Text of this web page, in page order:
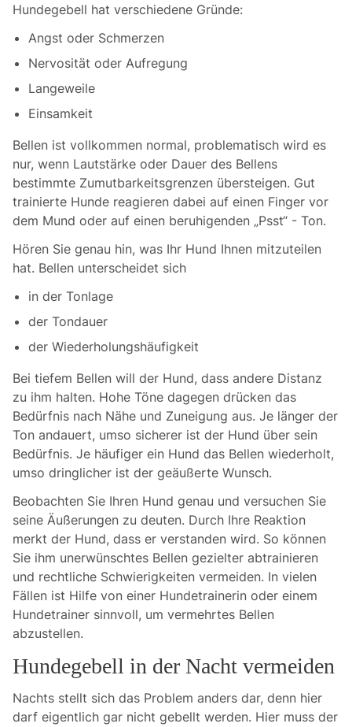
Hundegebell hat verschiedene Gründe:
Angst oder Schmerzen
Nervosität oder Aufregung
Langeweile
Einsamkeit
Bellen ist vollkommen normal, problematisch wird es
nur, wenn Lautstärke oder Dauer des Bellens
bestimmte Zumutbarkeitsgrenzen übersteigen. Gut
trainierte Hunde reagieren dabei auf einen Finger vor
dem Mund oder auf einen beruhigenden „Psst“ - Ton.
Hören Sie genau hin, was Ihr Hund Ihnen mitzuteilen
hat. Bellen unterscheidet sich
in der Tonlage
der Tondauer
der Wiederholungshäufigkeit
Bei tiefem Bellen will der Hund, dass andere Distanz
zu ihm halten. Hohe Töne dagegen drücken das
Bedürfnis nach Nähe und Zuneigung aus. Je länger der
Ton andauert, umso sicherer ist der Hund über sein
Bedürfnis. Je häufiger ein Hund das Bellen wiederholt,
umso dringlicher ist der geäußerte Wunsch.
Beobachten Sie Ihren Hund genau und versuchen Sie
seine Äußerungen zu deuten. Durch Ihre Reaktion
merkt der Hund, dass er verstanden wird. So können
Sie ihm unerwünschtes Bellen gezielter abtrainieren
und rechtliche Schwierigkeiten vermeiden. In vielen
Fällen ist Hilfe von einer Hundetrainerin oder einem
Hundetrainer sinnvoll, um vermehrtes Bellen
abzustellen.
Hundegebell in der Nacht vermeiden
Nachts stellt sich das Problem anders dar, denn hier
darf eigentlich gar nicht gebellt werden. Hier muss der